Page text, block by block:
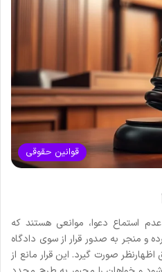
قوانین حقوقی
عدم استماع دعوا، موانعی هستند که
و منجر به صدور قرار از سوی دادگاه
صورت گیرد. این قرار مانع از